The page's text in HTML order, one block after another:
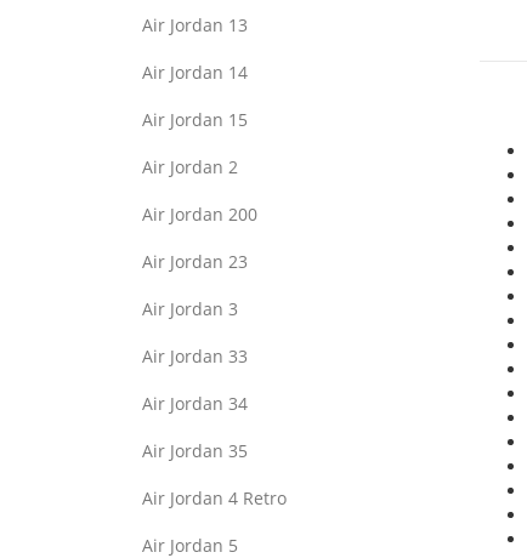
Air Jordan 13
Air Jordan 14
Air Jordan 15
Air Jordan 2
Air Jordan 200
Air Jordan 23
Air Jordan 3
Air Jordan 33
Air Jordan 34
Air Jordan 35
Air Jordan 4 Retro
Air Jordan 5